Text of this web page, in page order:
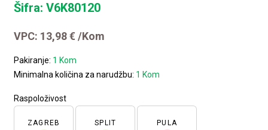
Šifra: V6K80120
VPC: 13,98€ /Kom
Pakiranje: 1 Kom
Minimalna količina za narudžbu: 1 Kom
Raspoloživost
ZAGREB SPLIT PULA